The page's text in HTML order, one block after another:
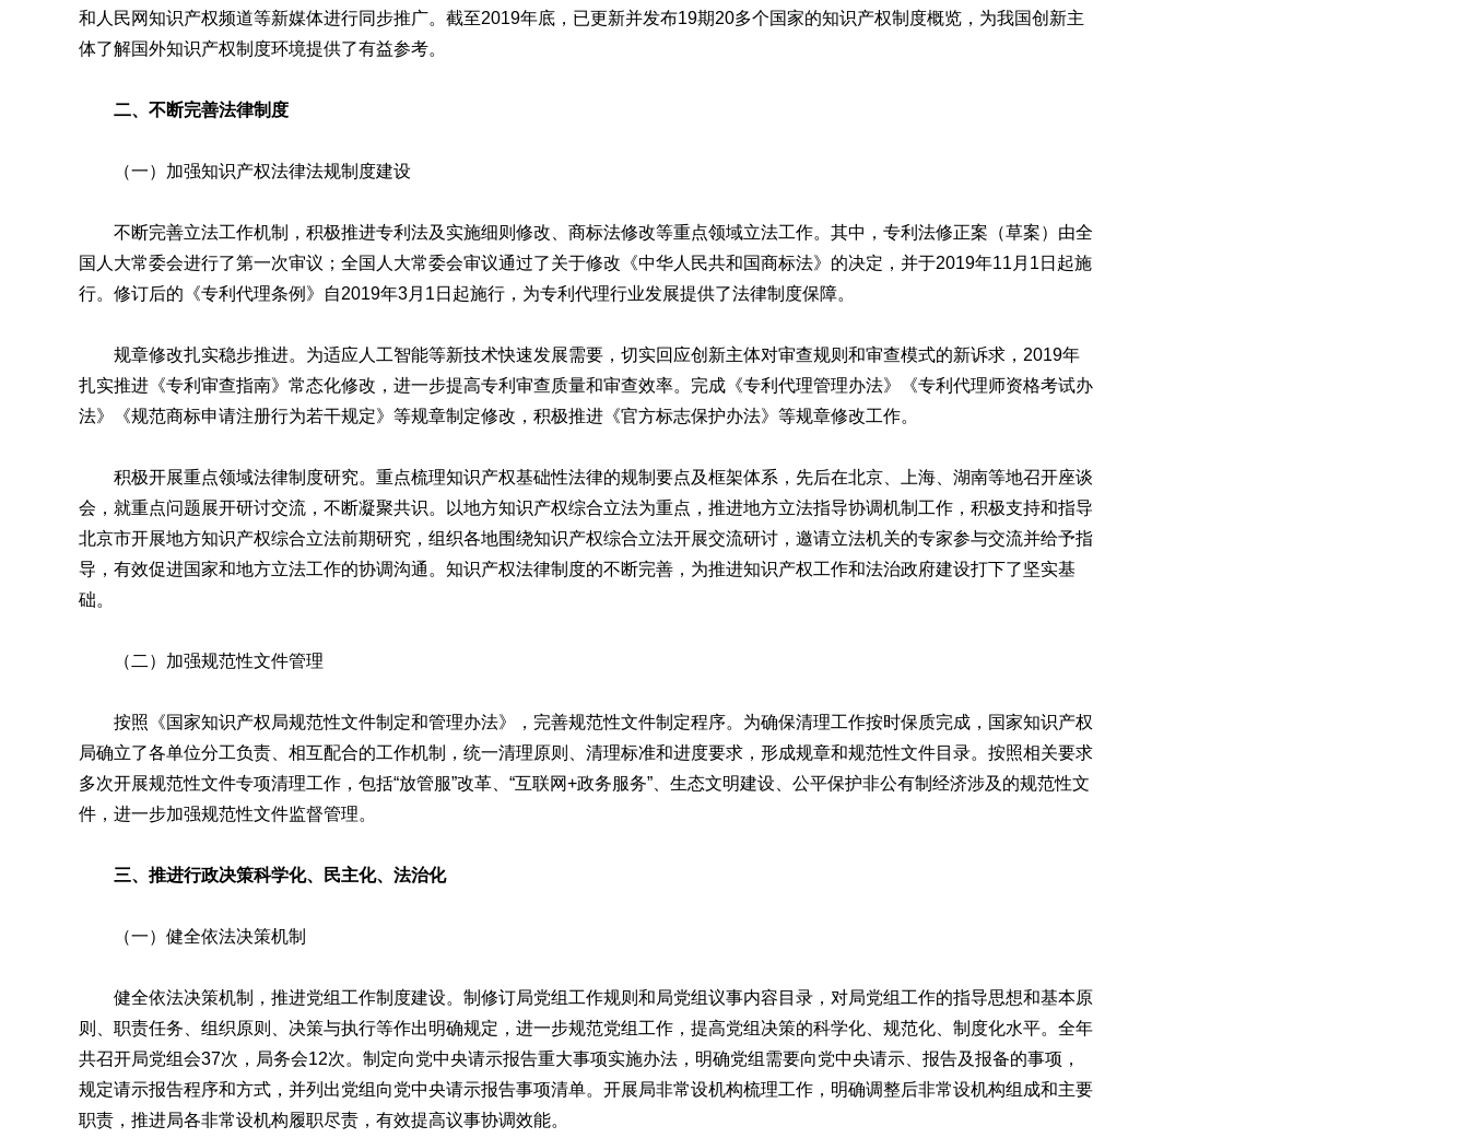
和人民网知识产权频道等新媒体进行同步推广。截至2019年底，已更新并发布19期20多个国家的知识产权制度概览，为我国创新主
体了解国外知识产权制度环境提供了有益参考。
二、不断完善法律制度
（一）加强知识产权法律法规制度建设
不断完善立法工作机制，积极推进专利法及实施细则修改、商标法修改等重点领域立法工作。其中，专利法修正案（草案）由全
国人大常委会进行了第一次审议；全国人大常委会审议通过了关于修改《中华人民共和国商标法》的决定，并于2019年11月1日起施
行。修订后的《专利代理条例》自2019年3月1日起施行，为专利代理行业发展提供了法律制度保障。
规章修改扎实稳步推进。为适应人工智能等新技术快速发展需要，切实回应创新主体对审查规则和审查模式的新诉求，2019年
扎实推进《专利审查指南》常态化修改，进一步提高专利审查质量和审查效率。完成《专利代理管理办法》《专利代理师资格考试办
法》《规范商标申请注册行为若干规定》等规章制定修改，积极推进《官方标志保护办法》等规章修改工作。
积极开展重点领域法律制度研究。重点梳理知识产权基础性法律的规制要点及框架体系，先后在北京、上海、湖南等地召开座谈
会，就重点问题展开研讨交流，不断凝聚共识。以地方知识产权综合立法为重点，推进地方立法指导协调机制工作，积极支持和指导
北京市开展地方知识产权综合立法前期研究，组织各地围绕知识产权综合立法开展交流研讨，邀请立法机关的专家参与交流并给予指
导，有效促进国家和地方立法工作的协调沟通。知识产权法律制度的不断完善，为推进知识产权工作和法治政府建设打下了坚实基
础。
（二）加强规范性文件管理
按照《国家知识产权局规范性文件制定和管理办法》，完善规范性文件制定程序。为确保清理工作按时保质完成，国家知识产权
局确立了各单位分工负责、相互配合的工作机制，统一清理原则、清理标准和进度要求，形成规章和规范性文件目录。按照相关要求
多次开展规范性文件专项清理工作，包括“放管服”改革、“互联网+政务服务”、生态文明建设、公平保护非公有制经济涉及的规范性文
件，进一步加强规范性文件监督管理。
三、推进行政决策科学化、民主化、法治化
（一）健全依法决策机制
健全依法决策机制，推进党组工作制度建设。制修订局党组工作规则和局党组议事内容目录，对局党组工作的指导思想和基本原
则、职责任务、组织原则、决策与执行等作出明确规定，进一步规范党组工作，提高党组决策的科学化、规范化、制度化水平。全年
共召开局党组会37次，局务会12次。制定向党中央请示报告重大事项实施办法，明确党组需要向党中央请示、报告及报备的事项，
规定请示报告程序和方式，并列出党组向党中央请示报告事项清单。开展局非常设机构梳理工作，明确调整后非常设机构组成和主要
职责，推进局各非常设机构履职尽责，有效提高议事协调效能。